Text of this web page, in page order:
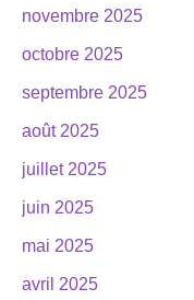
novembre 2025
octobre 2025
septembre 2025
août 2025
juillet 2025
juin 2025
mai 2025
avril 2025